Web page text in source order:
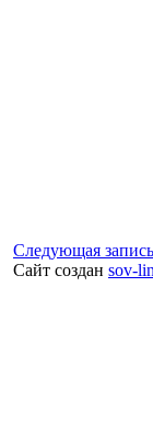
Следующая
Сайт создан sov-